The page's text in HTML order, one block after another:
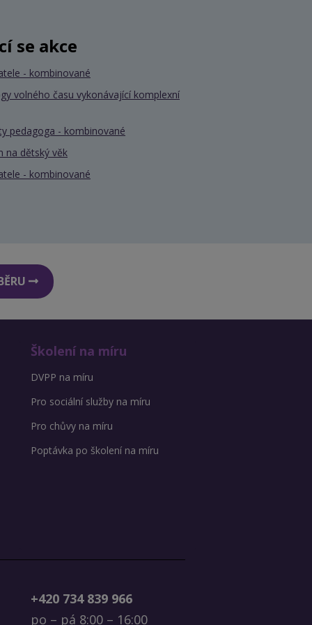
se akce
- kombinované
volného času vykonávající komplexní
pedagoga - kombinované
na dětský věk
- kombinované
Školení na míru
DVPP na míru
Pro sociální služby na míru
Pro chůvy na míru
Poptávka po školení na míru
+420 734 839 966
po – pá 8:00 – 16:00